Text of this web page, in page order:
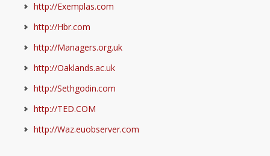
http://Exemplas.com
http://Hbr.com
http://Managers.org.uk
http://Oaklands.ac.uk
http://Sethgodin.com
http://TED.COM
http://Waz.euobserver.com